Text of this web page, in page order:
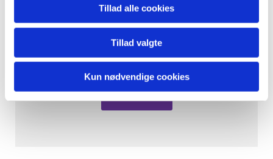
Tillad alle cookies
Tillad valgte
Kun nødvendige cookies
Hjemmeside
Hagested Sogn Hjemmeside
Klik her